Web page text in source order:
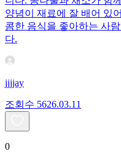
양념이 재료에 잘 배어 있
콤한 음식을 좋아하는 사
다.
jjjjay
조회수 5626.03.11
0